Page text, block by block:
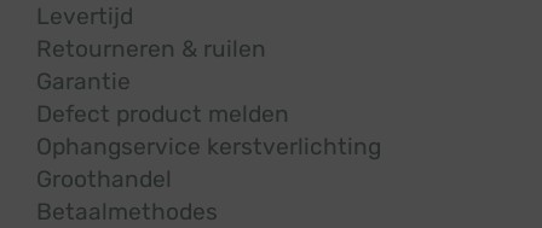
Levertijd
Retourneren & ruilen
Garantie
Defect product melden
Ophangservice kerstverlichting
Groothandel
Betaalmethodes